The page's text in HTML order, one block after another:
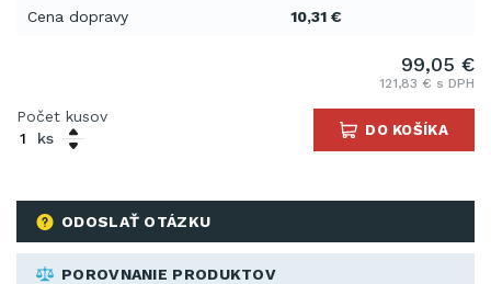
Cena dopravy 10,31 €
ODOSLAŤ OTÁZKU
POROVNANIE PRODUKTOV
99,05 €
121,83 € s DPH
Počet kusov
ks
DO KOŠÍKA